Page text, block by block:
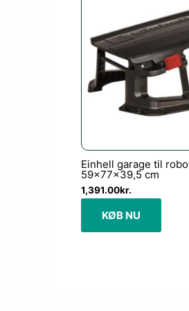
Einhell garage til
59x77x39,5 cm
1,391.00kr.
KØB NU